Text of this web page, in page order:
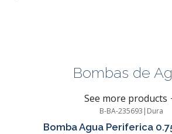
Bombas de
See more products
-41%OFF
B-BA-235693 | Dura
Bomba Agua Periferica